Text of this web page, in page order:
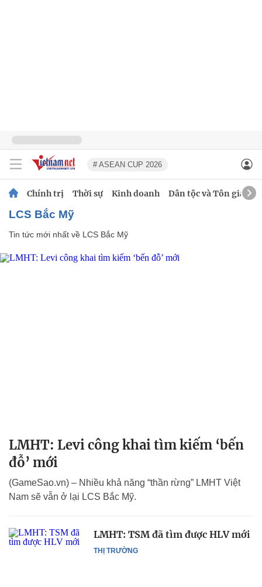
# ASEAN CUP 2026
Chính trị Thời sự Kinh doanh Dân tộc và Tôn giáo
LCS Bắc Mỹ
Tin tức mới nhất về LCS Bắc Mỹ
LMHT: Levi công khai tìm kiếm ‘bến
đỗ’ mới
(GameSao.vn) – Nhiều khả năng “thần rừng” LMHT Việt
Nam sẽ vẫn ở lại LCS Bắc Mỹ.
THỊ TRƯỜNG
LMHT: TSM đã tìm được HLV mới